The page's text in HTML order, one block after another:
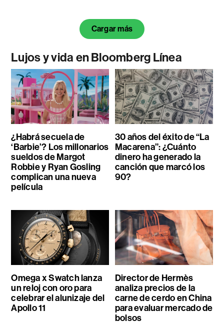
Cargar más
Lujos y vida en Bloomberg Línea
¿Habrá secuela de
‘Barbie’? Los millonarios
sueldos de Margot
Robbie y Ryan Gosling
complican una nueva
película
30 años del éxito de “La
Macarena”: ¿Cuánto
dinero ha generado la
canción que marcó los
90?
Omega x Swatch lanza
un reloj con oro para
celebrar el alunizaje del
Apollo 11
Director de Hermès
analiza precios de la
carne de cerdo en China
para evaluar mercado de
bolsos